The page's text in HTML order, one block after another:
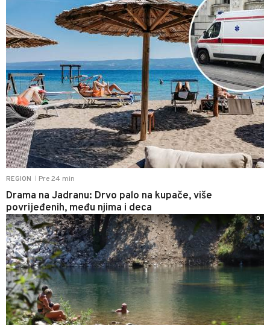
REGION Pre 24 min
Drama na Jadranu: Drvo palo na kupače, više
povrijeđenih, među njima i deca
0